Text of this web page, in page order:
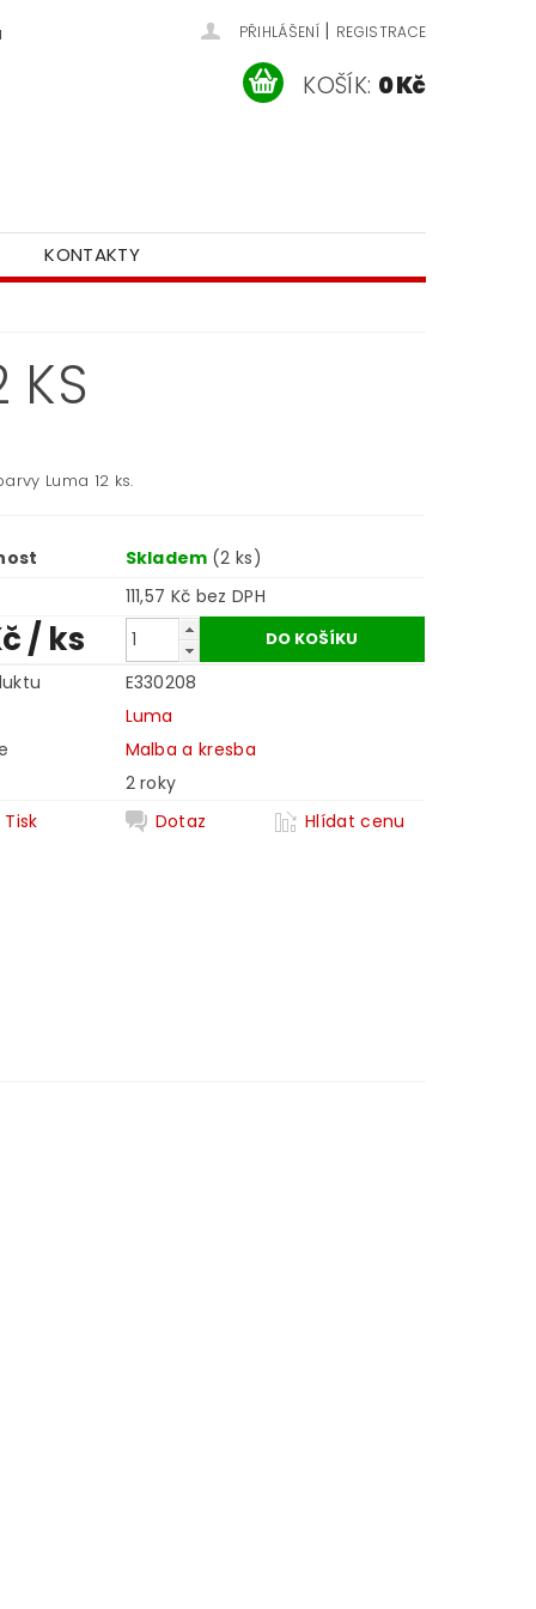
PŘIHLÁŠENÍ | REGISTRACE
KOŠÍK: 0 Kč
KONTAKTY
KS
Luma 12 ks.
Skladem (2 ks)
111,57 Kč bez DPH
/ ks
E330208
Luma
Malba a kresba
2 roky
Tisk
Dotaz Hlídat cenu